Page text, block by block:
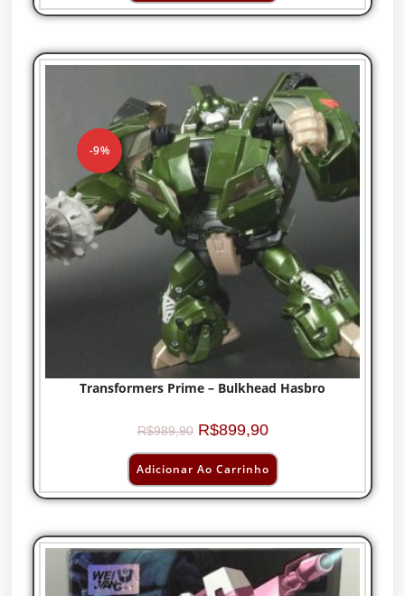
-9%
Transformers Prime – Bulkhead Hasbro
R$989,90 R$899,90
Adicionar Ao Carrinho